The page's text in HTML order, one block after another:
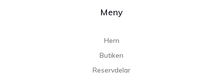
Meny
Hem
Butiken
Reservdelar